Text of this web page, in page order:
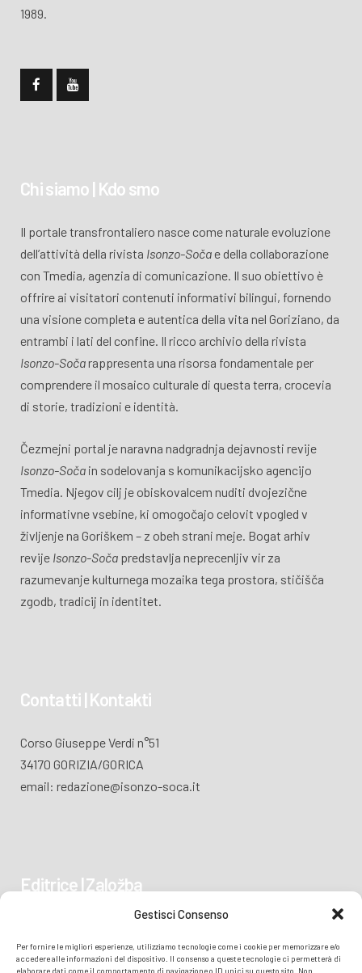
Gestisci Consenso
Per fornire le migliori esperienze, utilizziamo tecnologie come i cookie per memorizzare e/o
accedere alle informazioni del dispositivo. Il consenso a queste tecnologie ci permetterà di
elaborare dati come il comportamento di navigazione o ID unici su questo sito. Non
1989.
Chi siamo | Kdo smo
Il portale transfrontaliero nasce come naturale evoluzione
dell’attività della rivista Isonzo-Sočae della collaborazione
con Tmedia, agenzia di comunicazione. Il suo obiettivo è
offrire ai visitatori contenuti informativi bilingui, fornendo
una visione completa e autentica della vita nel Goriziano, da
entrambi i lati del confine. Il ricco archivio della rivista
Isonzo-Sočarappresenta una risorsa fondamentale per
comprendere il mosaico culturale di questa terra, crocevia
di storie, tradizioni e identità.
Čezmejni portal je naravna nadgradnja dejavnosti revije
Isonzo-Soča in sodelovanja s komunikacijsko agencijo
Tmedia. Njegov cilj je obiskovalcem nuditi dvojezične
informativne vsebine, ki omogočajo celovit vpogled v
življenje na Goriškem – z obeh strani meje. Bogat arhiv
revije Isonzo-Soča predstavlja neprecenljiv vir za
razumevanje kulturnega mozaika tega prostora, stičišča
zgodb, tradicij in identitet.
Contatti | Kontakti
Corso Giuseppe Verdi n°51
34170 GORIZIA/GORICA
email: redazione@isonzo-soca.it
Editrice | Založba
34170 GORIZIA/GORICA